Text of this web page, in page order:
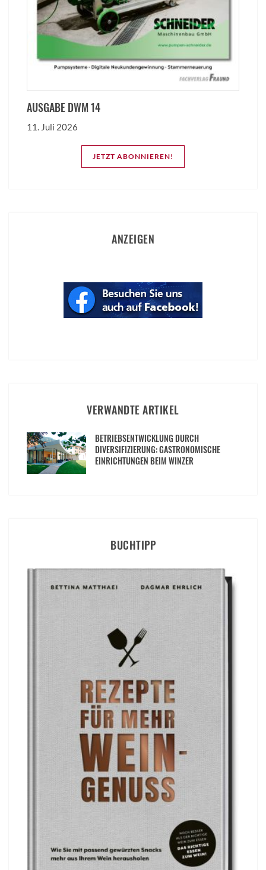
AUSGABE DWM 14
11. Juli 2026
JETZT ABONNIEREN!
ANZEIGEN
VERWANDTE ARTIKEL
BETRIEBSENTWICKLUNG DURCH
DIVERSIFIZIERUNG: GASTRONOMISCHE
EINRICHTUNGEN BEIM WINZER
BUCHTIPP